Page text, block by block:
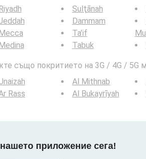
Sulţānah
Dammam
Ta’if
Tabuk
също покритието на 3G / 4G /
Rass
Al Mithnab
Al Bukayrīyah
приложение сега!